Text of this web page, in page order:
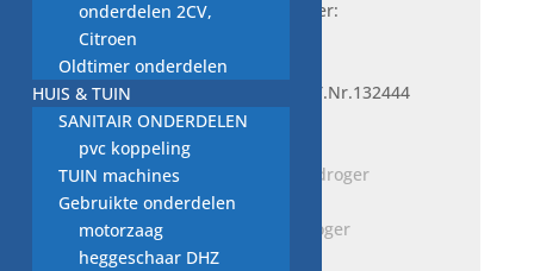
Frequently bought together:
Je bekijkt nu:
deur haak T.Nr.132444
€10,00
deurhaak, J1, ZL 1, wasdroger
onderdeel
onderdelen 2CV,
Citroen
Oldtimer onderdelen
HUIS & TUIN
SANITAIR ONDERDELEN
pvc koppeling
TUIN machines
Gebruikte onderdelen
motorzaag
heggeschaar DHZ